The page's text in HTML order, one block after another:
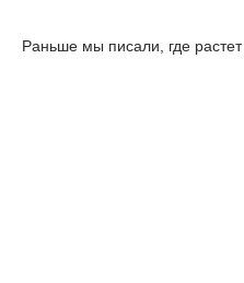
Раньше мы писали, где растет